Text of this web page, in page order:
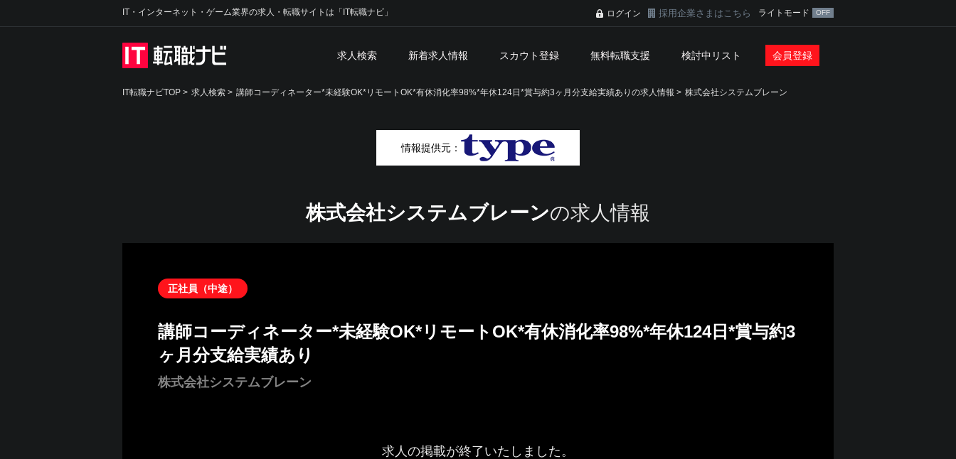
IT・インターネット・ゲーム業界の求人・転職サイトは「IT転職ナビ」 ログイン 採用企業さまはこちら ライトモード
求人検索 新着求人情報 スカウト登録 無料転職支援 検討中リスト 会員登録
IT転職ナビTOP > 求人検索 > 講師コーディネーター*未経験OK*リモートOK*有休消化率98%*年休124日*賞与約3ヶ月分支給実績ありの求人情報 > 株式会社システムブレーン
情報提供元：
株式会社システムブレーンの求人情報
正社員（中途）
講師コーディネーター*未経験OK*リモートOK*有休消化率98%*年休124日*賞与約3
ヶ月分支給実績あり
株式会社システムブレーン
求人の掲載が終了いたしました。